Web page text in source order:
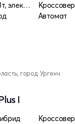
517 л.c. 380 кВт, электро
Кроссовер
Автомат
город Ургенч
I
Кроссовер